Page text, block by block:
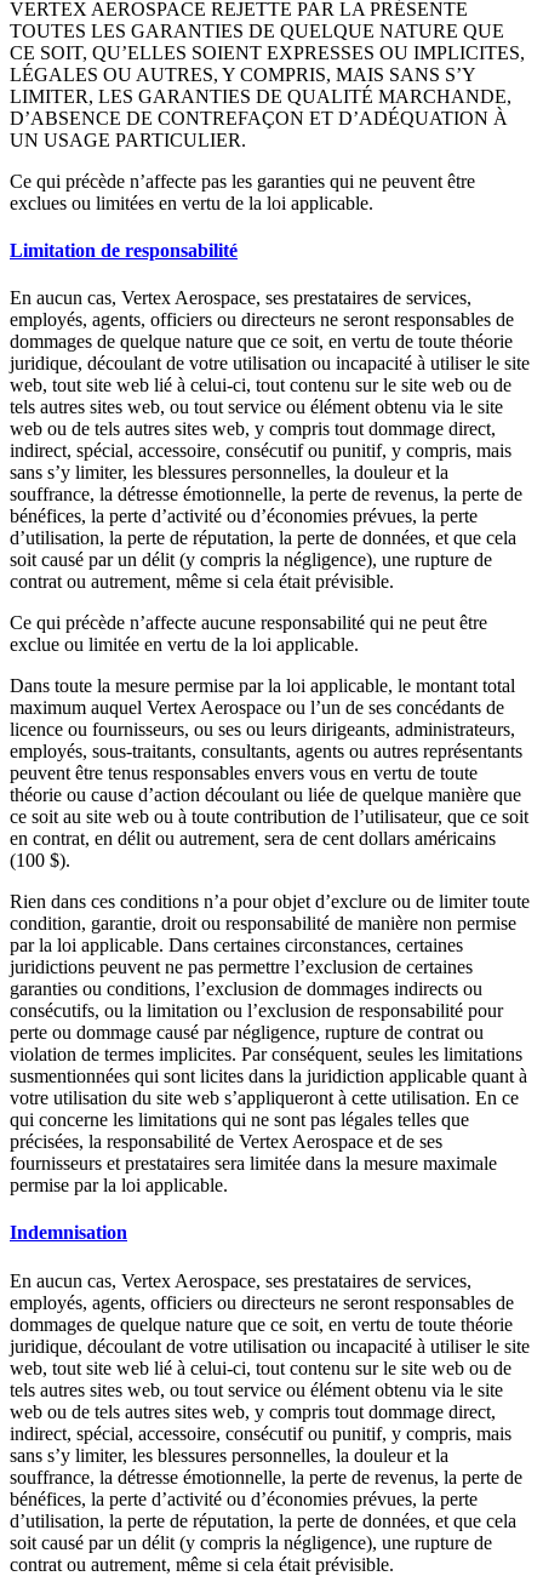
VERTEX AEROSPACE REJETTE PAR LA PRÉSENTE
TOUTES LES GARANTIES DE QUELQUE NATURE QUE
CE SOIT, QU’ELLES SOIENT EXPRESSES OU IMPLICITES,
LÉGALES OU AUTRES, Y COMPRIS, MAIS SANS S’Y
LIMITER, LES GARANTIES DE QUALITÉ MARCHANDE,
D’ABSENCE DE CONTREFAÇON ET D’ADÉQUATION À
UN USAGE PARTICULIER.
Ce qui précède n’affecte pas les garanties qui ne peuvent être
exclues ou limitées en vertu de la loi applicable.
Limitation de responsabilité
En aucun cas, Vertex Aerospace, ses prestataires de services,
employés, agents, officiers ou directeurs ne seront responsables de
dommages de quelque nature que ce soit, en vertu de toute théorie
juridique, découlant de votre utilisation ou incapacité à utiliser le site
web, tout site web lié à celui-ci, tout contenu sur le site web ou de
tels autres sites web, ou tout service ou élément obtenu via le site
web ou de tels autres sites web, y compris tout dommage direct,
indirect, spécial, accessoire, consécutif ou punitif, y compris, mais
sans s’y limiter, les blessures personnelles, la douleur et la
souffrance, la détresse émotionnelle, la perte de revenus, la perte de
bénéfices, la perte d’activité ou d’économies prévues, la perte
d’utilisation, la perte de réputation, la perte de données, et que cela
soit causé par un délit (y compris la négligence), une rupture de
contrat ou autrement, même si cela était prévisible.
Ce qui précède n’affecte aucune responsabilité qui ne peut être
exclue ou limitée en vertu de la loi applicable.
Dans toute la mesure permise par la loi applicable, le montant total
maximum auquel Vertex Aerospace ou l’un de ses concédants de
licence ou fournisseurs, ou ses ou leurs dirigeants, administrateurs,
employés, sous-traitants, consultants, agents ou autres représentants
peuvent être tenus responsables envers vous en vertu de toute
théorie ou cause d’action découlant ou liée de quelque manière que
ce soit au site web ou à toute contribution de l’utilisateur, que ce soit
en contrat, en délit ou autrement, sera de cent dollars américains
(100 $).
Rien dans ces conditions n’a pour objet d’exclure ou de limiter toute
condition, garantie, droit ou responsabilité de manière non permise
par la loi applicable. Dans certaines circonstances, certaines
juridictions peuvent ne pas permettre l’exclusion de certaines
garanties ou conditions, l’exclusion de dommages indirects ou
consécutifs, ou la limitation ou l’exclusion de responsabilité pour
perte ou dommage causé par négligence, rupture de contrat ou
violation de termes implicites. Par conséquent, seules les limitations
susmentionnées qui sont licites dans la juridiction applicable quant à
votre utilisation du site web s’appliqueront à cette utilisation. En ce
qui concerne les limitations qui ne sont pas légales telles que
précisées, la responsabilité de Vertex Aerospace et de ses
fournisseurs et prestataires sera limitée dans la mesure maximale
permise par la loi applicable.
Indemnisation
En aucun cas, Vertex Aerospace, ses prestataires de services,
employés, agents, officiers ou directeurs ne seront responsables de
dommages de quelque nature que ce soit, en vertu de toute théorie
juridique, découlant de votre utilisation ou incapacité à utiliser le site
web, tout site web lié à celui-ci, tout contenu sur le site web ou de
tels autres sites web, ou tout service ou élément obtenu via le site
web ou de tels autres sites web, y compris tout dommage direct,
indirect, spécial, accessoire, consécutif ou punitif, y compris, mais
sans s’y limiter, les blessures personnelles, la douleur et la
souffrance, la détresse émotionnelle, la perte de revenus, la perte de
bénéfices, la perte d’activité ou d’économies prévues, la perte
d’utilisation, la perte de réputation, la perte de données, et que cela
soit causé par un délit (y compris la négligence), une rupture de
contrat ou autrement, même si cela était prévisible.